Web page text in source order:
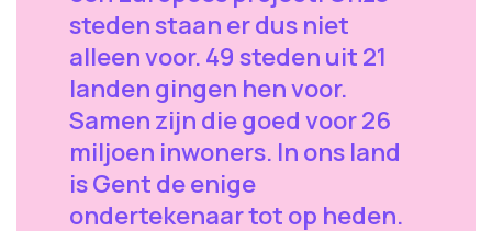
steden staan er dus niet
alleen voor. 49 steden uit 21
landen gingen hen voor.
Samen zijn die goed voor 26
miljoen inwoners. In ons land
is Gent de enige
ondertekenaar tot op heden.